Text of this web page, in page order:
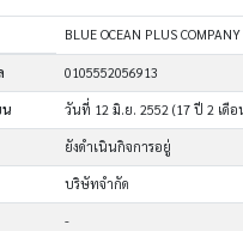
BLUE OCEAN PLUS
0105552056913
น วันที่ 12 มิ.ย. 2552(17 ปี 2 เดื
ยังดำเนินกิจการอยู่
บริษัทจำกัด
-